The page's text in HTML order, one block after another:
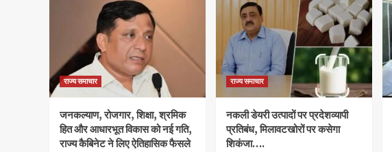
राज्य समाचार
जनकल्याण, रोजगार, शिक्षा, श्रमिक
हित और आधारभूत विकास को नई गति,
राज्य कैबिनेट ने लिए ऐतिहासिक फैसले
राज्य समाचार
नकली डेयरी उत्पादों पर प्रदेशव्यापी
प्रतिबंध, मिलावटखोरों पर कसेगा
शिकंजा….